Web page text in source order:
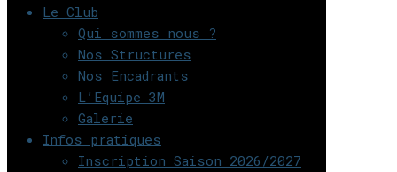
Le Club
Qui sommes nous ?
Nos Structures
Nos Encadrants
L’Equipe 3M
Galerie
Infos pratiques
Inscription Saison 2026/2027